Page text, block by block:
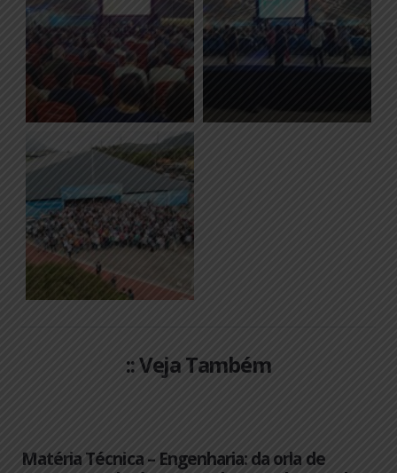
:: Veja Também
Matéria Técnica – Engenharia: da orla de